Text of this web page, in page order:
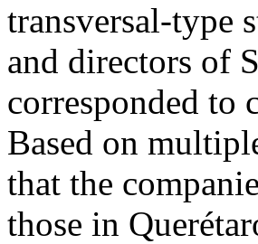
transversal-type
and directors of
corresponded to
Based on
that the
those in